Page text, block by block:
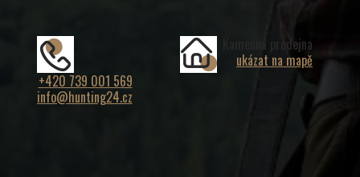
+420 739 001 569
info@hunting24.cz
Kamenná prodejna
ukázat na mapě